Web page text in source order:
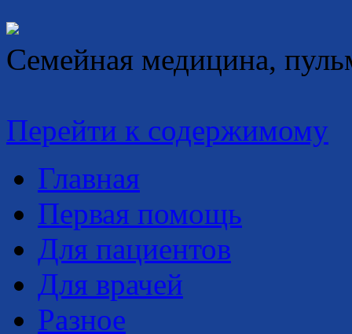
Семейная медицина,
Перейти к содержимому
Главная
Первая помощь
Для пациентов
Для врачей
Разное